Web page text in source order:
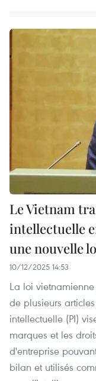
Le Vietnam
intellectuelle
une nouvelle
10/12/2025 14:53
La loi
de plusieurs
intellectuelle (PI)
marques et les
d'entreprise
bilan et utilisés